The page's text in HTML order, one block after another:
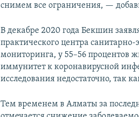
снимем все ограничения, —
В декабре 2020 года Бекшин
практического центра
мониторинга, у 55–56 процентов
иммунитет к коронавирусной
исследования недостаточно, так
Тем временем в Алматы за